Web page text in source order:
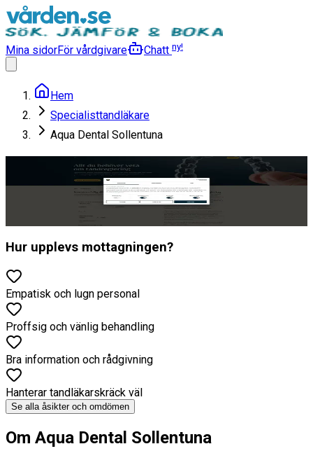
Mina sidorFör vårdgivare Chatt ny!
Hem
Specialisttandläkare
Aqua Dental Sollentuna
Aqua Dental Sollentuna
Specialisttandläkare
Hur upplevs mottagningen?
Empatisk och lugn personal
Proffsig och vänlig behandling
Bra information och rådgivning
Hanterar tandläkarskräck väl
Se alla åsikter och omdömen
Om Aqua Dental Sollentuna